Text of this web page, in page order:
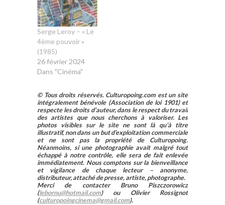
Serge Leroy – « Le
4ème pouvoir »
(1985)
26 février 2024
Dans "Cinéma"
© Tous droits réservés. Culturopoing.com est un site
intégralement bénévole (Association de loi 1901) et
respecte les droits d’auteur, dans le respect du travail
des artistes que nous cherchons à valoriser. Les
photos visibles sur le site ne sont là qu’à titre
illustratif, non dans un but d’exploitation commerciale
et ne sont pas la propriété de Culturopoing.
Néanmoins, si une photographie avait malgré tout
échappé à notre contrôle, elle sera de fait enlevée
immédiatement. Nous comptons sur la bienveillance
et vigilance de chaque lecteur – anonyme,
distributeur, attaché de presse, artiste, photographe.
Merci de contacter Bruno Piszczorowicz
(lebornu@hotmail.com) ou Olivier Rossignot
(culturopoingcinema@gmail.com).